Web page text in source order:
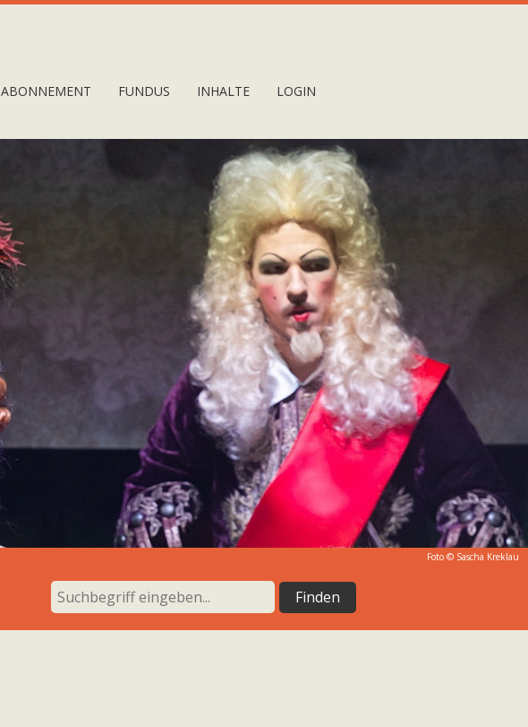
ABONNEMENT FUNDUS INHALTE LOGIN
Foto © Sascha Kreklau